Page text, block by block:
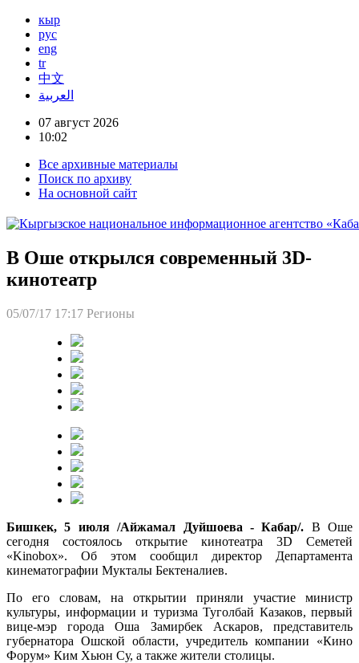
кыр
рус
eng
tr
中文
العربية
07 август 2026
10:02
Все архивные материалы
Поиск по архиву
На основной сайт
В Оше открылся современный 3D-
кинотеатр
05/07/17 17:17 Регионы
Бишкек, 5 июля /Айжамал Дуйшоева - Кабар/. В Оше
сегодня состоялось открытие кинотеатра 3D Семетей
«Kinobox». Об этом сообщил директор Департамента
кинематографии Мукталы Бектеналиев.
По его словам, на открытии приняли участие министр
культуры, информации и туризма Туголбай Казаков, первый
вице-мэр города Оша Замирбек Аскаров, представитель
губернатора Ошской области, учредитель компании «Кино
Форум» Ким Хьюн Су, а также жители столицы.